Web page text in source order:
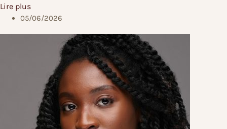
Lire plus
05/06/2026